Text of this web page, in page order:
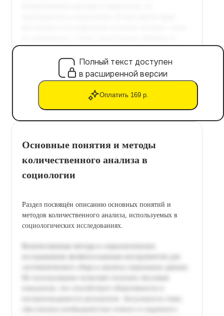
Полный текст доступен
в расширенной версии
Оплатить 169 р.
Основные понятия и методы
количественного анализа в
социологии
Раздел посвящён описанию основных понятий и
методов количественного анализа, используемых в
социологических исследованиях.